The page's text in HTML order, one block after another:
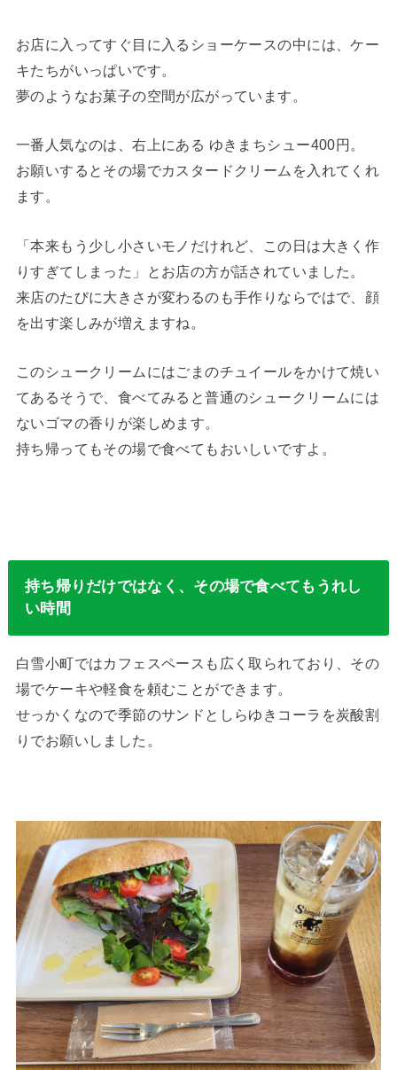
お店に入ってすぐ目に入るショーケースの中には、ケー
キたちがいっぱいです。
夢のようなお菓子の空間が広がっています。
一番人気なのは、右上にある ゆきまちシュー400円。
お願いするとその場でカスタードクリームを入れてくれ
ます。
「本来もう少し小さいモノだけれど、この日は大きく作
りすぎてしまった」とお店の方が話されていました。
来店のたびに大きさが変わるのも手作りならではで、顔
を出す楽しみが増えますね。
このシュークリームにはごまのチュイールをかけて焼い
てあるそうで、食べてみると普通のシュークリームには
ないゴマの香りが楽しめます。
持ち帰ってもその場で食べてもおいしいですよ。
持ち帰りだけではなく、その場で食べてもうれし
い時間
白雪小町ではカフェスペースも広く取られており、その
場でケーキや軽食を頼むことができます。
せっかくなので季節のサンドとしらゆきコーラを炭酸割
りでお願いしました。